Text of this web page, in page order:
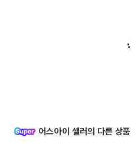
어스아이 셀러의 다른 상품